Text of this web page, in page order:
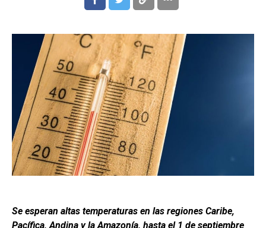
Se esperan altas temperaturas en las regiones Caribe,
Pacífica, Andina y la Amazonía, hasta el 1 de septiembre